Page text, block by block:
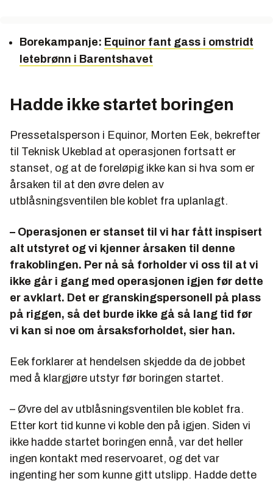
Borekampanje: Equinor fant gass i omstridt
letebrønn i Barentshavet
Hadde ikke startet boringen
Pressetalsperson i Equinor, Morten Eek, bekrefter
til Teknisk Ukeblad at operasjonen fortsatt er
stanset, og at de foreløpig ikke kan si hva som er
årsaken til at den øvre delen av
utblåsningsventilen ble koblet fra uplanlagt.
– Operasjonen er stanset til vi har fått inspisert
alt utstyret og vi kjenner årsaken til denne
frakoblingen. Per nå så forholder vi oss til at vi
ikke går i gang med operasjonen igjen før dette
er avklart. Det er granskingspersonell på plass
på riggen, så det burde ikke gå så lang tid før
vi kan si noe om årsaksforholdet, sier han.
Eek forklarer at hendelsen skjedde da de jobbet
med å klargjøre utstyr før boringen startet.
– Øvre del av utblåsningsventilen ble koblet fra.
Etter kort tid kunne vi koble den på igjen. Siden vi
ikke hadde startet boringen ennå, var det heller
ingen kontakt med reservoaret, og det var
ingenting her som kunne gitt utslipp. Hadde dette